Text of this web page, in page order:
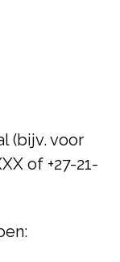
(bijv. voor
of +27-21-